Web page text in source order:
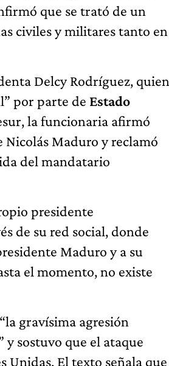
que se trató de un
civiles y militares tanto en
Delcy Rodríguez, quien
por parte de Estado
la funcionaria afirmó
Nicolás Maduro y reclamó
del mandatario
presidente
de su red social, donde
Maduro y a su
el momento, no existe
gravísima agresión
y sostuvo que el ataque
Unidas. El texto señala que